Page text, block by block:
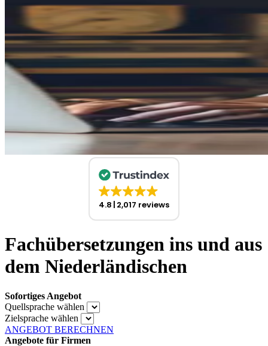
4.8 2,017 reviews
Fachübersetzungen ins und aus
dem Niederländischen
Sofortiges Angebot
Quellsprache wählen
Zielsprache wählen
ANGEBOT BERECHNEN
Angebote für Firmen